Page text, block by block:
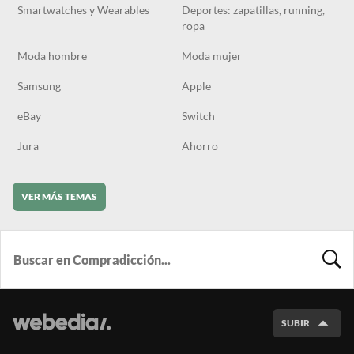
Smartwatches y Wearables
Deportes: zapatillas, running,
ropa
Moda hombre Moda mujer
Samsung Apple
eBay Switch
Jura Ahorro
VER MÁS TEMAS
SUBIR